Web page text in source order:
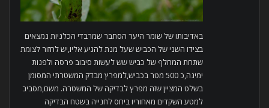
באדיבותו של שומר היער הסתבר שמרבדי הכלניות נמצאים
בצידו השני של הכביש שעל מנת להגיע אליו,יש לחזור לצומת
שתחת המחלף של כביש שש לעשות סיבוב פרסה ולפנות
ימינה,כ 500 מטר בכביש,למפרץ מבדק המשטרתי המסומן
בשלט המציין שזה מפרץ לבדיקה של המשטרה. משם,מסביב
למטע השקדים מאחוריו ביחס לחנייה בשטח הבדיקה